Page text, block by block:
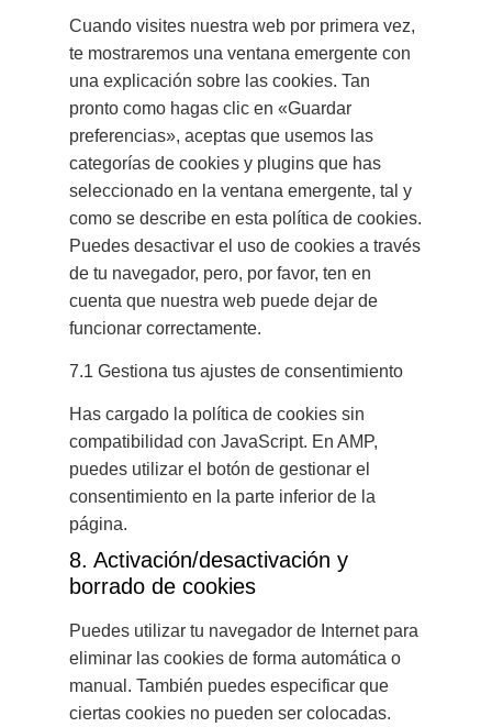
Cuando visites nuestra web por primera vez,
te mostraremos una ventana emergente con
una explicación sobre las cookies. Tan
pronto como hagas clic en «Guardar
preferencias», aceptas que usemos las
categorías de cookies y plugins que has
seleccionado en la ventana emergente, tal y
como se describe en esta política de cookies.
Puedes desactivar el uso de cookies a través
de tu navegador, pero, por favor, ten en
cuenta que nuestra web puede dejar de
funcionar correctamente.
7.1 Gestiona tus ajustes de consentimiento
Has cargado la política de cookies sin
compatibilidad con JavaScript. En AMP,
puedes utilizar el botón de gestionar el
consentimiento en la parte inferior de la
página.
8. Activación/desactivación y
borrado de cookies
Puedes utilizar tu navegador de Internet para
eliminar las cookies de forma automática o
manual. También puedes especificar que
ciertas cookies no pueden ser colocadas.